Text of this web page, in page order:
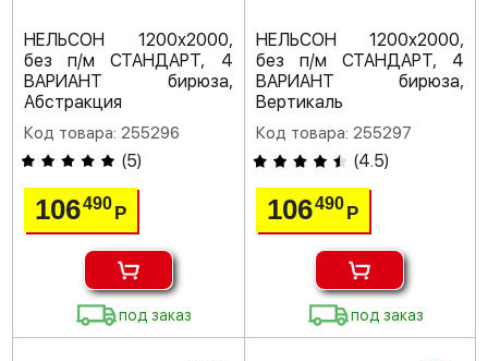
НЕЛЬСОН 1200х2000,
без п/м СТАНДАРТ, 4
ВАРИАНТ бирюза,
Абстракция
Код товара: 255296
(5)
106490Р
под заказ
НЕЛЬСОН 1200х2000,
без п/м СТАНДАРТ, 4
ВАРИАНТ бирюза,
Вертикаль
Код товара: 255297
(4.5)
106490 Р
под заказ